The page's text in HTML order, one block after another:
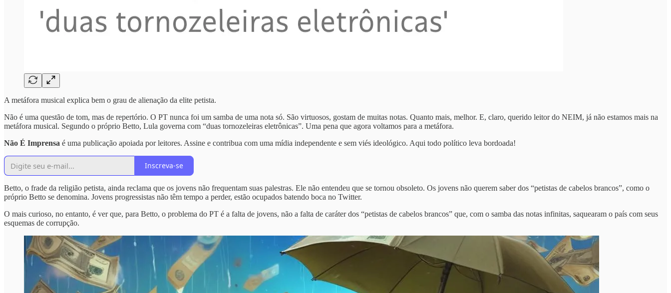
A metáfora musical explica bem o grau de alienação da elite petista.
Não é uma questão de tom, mas de repertório. O PT nunca foi um samba de uma nota só. São virtuosos, gostam de muitas notas. Quanto mais, melhor. E, claro, querido leitor do NEIM, já não estamos mais na
metáfora musical. Segundo o próprio Betto, Lula governa com “duas tornozeleiras eletrônicas”. Uma pena que agora voltamos para a metáfora.
Não É Imprensa é uma publicação apoiada por leitores. Assine e contribua com uma mídia independente e sem viés ideológico. Aqui todo político leva bordoada!
Inscreva-se
Betto, o frade da religião petista, ainda reclama que os jovens não frequentam suas palestras. Ele não entendeu que se tornou obsoleto. Os jovens não querem saber dos “petistas de cabelos brancos”, como o
próprio Betto se denomina. Jovens progressistas não têm tempo a perder, estão ocupados batendo boca no Twitter.
O mais curioso, no entanto, é ver que, para Betto, o problema do PT é a falta de jovens, não a falta de caráter dos “petistas de cabelos brancos” que, com o samba das notas infinitas, saquearam o país com seus
esquemas de corrupção.